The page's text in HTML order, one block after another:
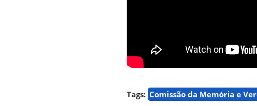
Tags: Comissão da Memória e